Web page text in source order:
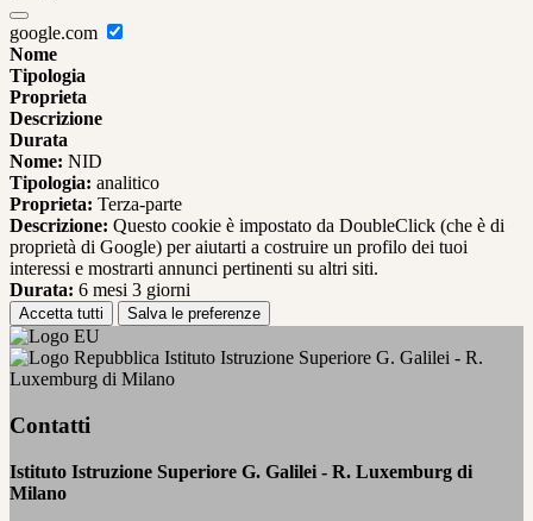
google.com
Nome
Tipologia
Proprieta
Descrizione
Durata
Nome: NID
Tipologia: analitico
Proprieta: Terza-parte
Descrizione: Questo cookie è impostato da DoubleClick (che è di
proprietà di Google) per aiutarti a costruire un profilo dei tuoi
interessi e mostrarti annunci pertinenti su altri siti.
Durata: 6 mesi 3 giorni
Accetta tutti Salva le preferenze
Istituto Istruzione Superiore G. Galilei - R.
Luxemburg di Milano
Contatti
Istituto Istruzione Superiore G. Galilei - R. Luxemburg di
Milano